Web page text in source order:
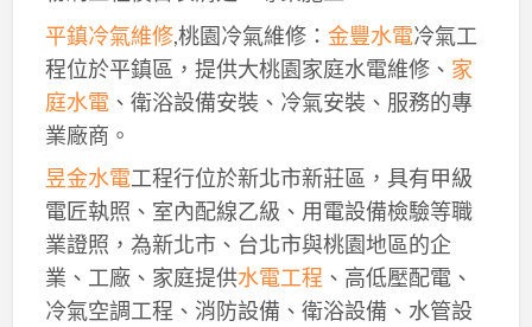
平鎮冷氣維修,桃園冷氣維修： 金豐水電冷氣工
程位於平鎮區，提供大桃園家庭水電維修、 家
庭水電、衛浴設備安裝、冷氣安裝、服務的專
業廠商。
昱金水電工程行位於新北市新莊區，具有甲級
電匠執照、室內配線乙級、用電設備檢驗等職
業證照，為新北市、台北市與桃園地區的企
業、工廠、家庭提供水電工程 、高低壓配電、
冷氣空調工程、消防設備、衛浴設備、水管設